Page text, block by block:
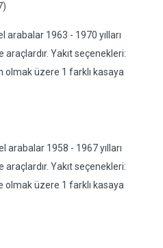
arabalar 1963 - 1970 yılları
Yakıt seçenekleri:
olmak üzere 1 farklı kasaya
arabalar 1958 - 1967 yılları
Yakıt seçenekleri:
olmak üzere 1 farklı kasaya